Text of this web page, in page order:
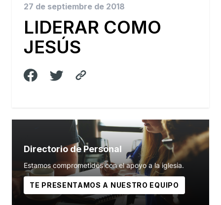
27 de septiembre de 2018
LIDERAR COMO
JESÚS
Directorio de Personal
Estamos comprometidos con el apoyo a la iglesia.
TE PRESENTAMOS A NUESTRO EQUIPO